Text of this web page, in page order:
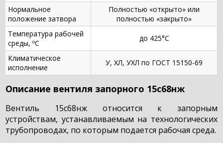
Нормальное
положение затвора
Полностью «открыто» или
полностью «закрыто»
Температура рабочей
среды, ºС
до 425°С
Климатическое
исполнение
У, ХЛ, УХЛ по ГОСТ 15150-69
Описание вентиля запорного 15с68нж
Вентиль 15с68нж относится к запорным
устройствам, устанавливаемым на технологических
трубопроводах, по которым подается рабочая среда.